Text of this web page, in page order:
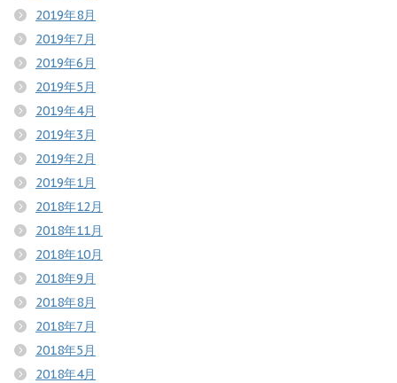
2019年8月
2019年7月
2019年6月
2019年5月
2019年4月
2019年3月
2019年2月
2019年1月
2018年12月
2018年11月
2018年10月
2018年9月
2018年8月
2018年7月
2018年5月
2018年4月